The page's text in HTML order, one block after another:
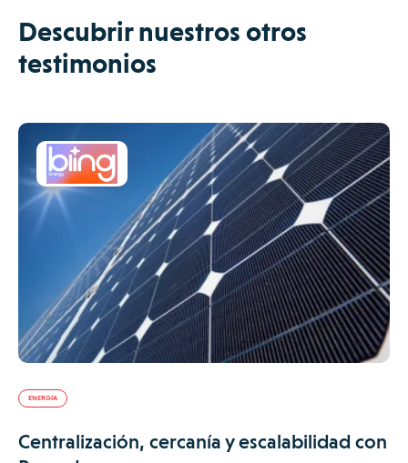
Descubrir nuestros otros
testimonios
ENERGÍA
Centralización, cercanía y escalabilidad con